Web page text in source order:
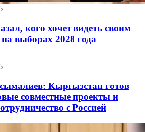
кого хочет видеть своим
выборах 2028 года
Кыргызстан готов
совместные проекты и
с Россией